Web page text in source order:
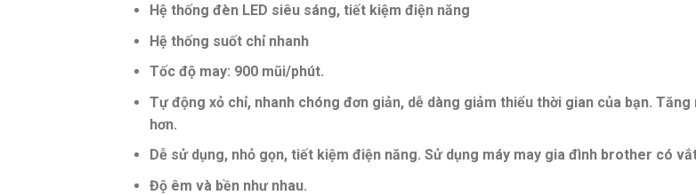
Hệ thống đèn LED siêu sáng, tiết kiệm điện năng
Hệ thống suốt chỉ nhanh
Tốc độ may: 900 mũi/phút.
Tự động xỏ chỉ, nhanh chóng đơn giản, dễ dàng giảm thiểu thời gian của bạn. Tăng
hơn.
Dễ sử dụng, nhỏ gọn, tiết kiệm điện năng. Sử dụng máy may gia đình brother có
Độ êm và bền như nhau.